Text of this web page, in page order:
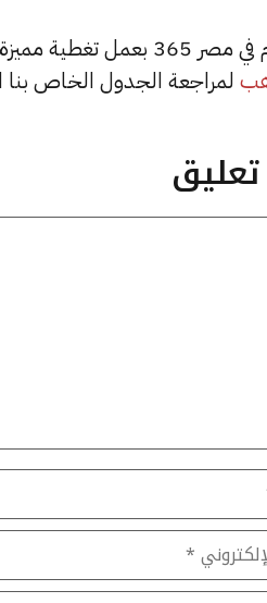
لكافة أسعار الذهب في مصر، يمكنك الاطلاع على صفحة
لمراجعة الجدول الخاص